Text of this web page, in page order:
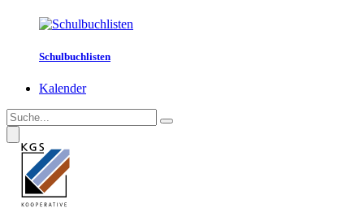
Schulbuchlisten
Kalender